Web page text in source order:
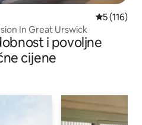
Prosječna
5 (116)
In Great Urswick
i povoljne
cijene